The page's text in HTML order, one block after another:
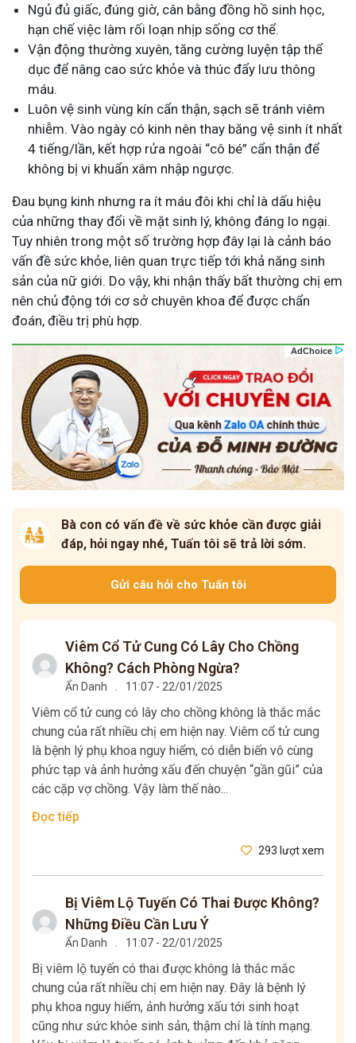
Ngủ đủ giấc, đúng giờ, cân bằng đồng hồ sinh học,
hạn chế việc làm rối loạn nhịp sống cơ thể.
Vận động thường xuyên, tăng cường luyện tập thể
dục để nâng cao sức khỏe và thúc đẩy lưu thông
máu.
Luôn vệ sinh vùng kín cẩn thận, sạch sẽ tránh viêm
nhiễm. Vào ngày có kinh nên thay băng vệ sinh ít nhất
4 tiếng/lần, kết hợp rửa ngoài “cô bé” cẩn thận để
không bị vi khuẩn xâm nhập ngược.
Đau bụng kinh nhưng ra ít máu đôi khi chỉ là dấu hiệu
của những thay đổi về mặt sinh lý, không đáng lo ngại.
Tuy nhiên trong một số trường hợp đây lại là cảnh báo
vấn đề sức khỏe, liên quan trực tiếp tới khả năng sinh
sản của nữ giới. Do vậy, khi nhận thấy bất thường chị em
nên chủ động tới cơ sở chuyên khoa để được chẩn
đoán, điều trị phù hợp.
Bà con có vấn đề về sức khỏe cần được giải
đáp, hỏi ngay nhé, Tuấn tôi sẽ trả lời sớm.
Gửi câu hỏi cho Tuấn tôi
Viêm Cổ Tử Cung Có Lây Cho Chồng
Không? Cách Phòng Ngừa?
Ẩn Danh . 11:07 - 22/01/2025
Viêm cổ tử cung có lây cho chồng không là thắc mắc
chung của rất nhiều chị em hiện nay. Viêm cổ tử cung
là bệnh lý phụ khoa nguy hiểm, có diễn biến vô cùng
phức tạp và ảnh hưởng xấu đến chuyện “gần gũi” của
các cặp vợ chồng. Vậy làm thế nào...
Đọc tiếp
293 lượt xem
Bị Viêm Lộ Tuyến Có Thai Được Không?
Những Điều Cần Lưu Ý
Ẩn Danh . 11:07 - 22/01/2025
Bị viêm lộ tuyến có thai được không là thắc mắc
chung của rất nhiều chị em hiện nay. Đây là bệnh lý
phụ khoa nguy hiểm, ảnh hưởng xấu tới sinh hoạt
cũng như sức khỏe sinh sản, thậm chí là tính mạng.